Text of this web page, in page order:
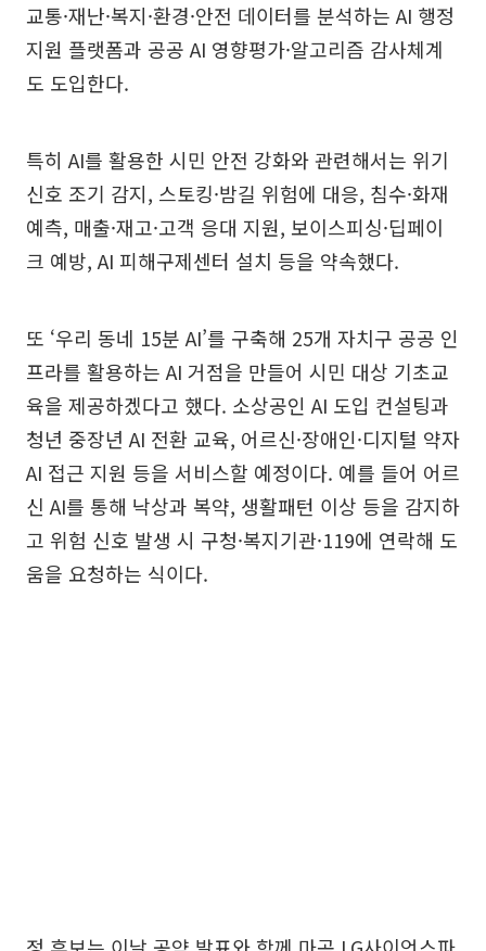
교통·재난·복지·환경·안전 데이터를 분석하는 AI 행정
지원 플랫폼과 공공 AI 영향평가·알고리즘 감사체계
도 도입한다.
특히 AI를 활용한 시민 안전 강화와 관련해서는 위기
신호 조기 감지, 스토킹·밤길 위험에 대응, 침수·화재
예측, 매출·재고·고객 응대 지원, 보이스피싱·딥페이
크 예방, AI 피해구제센터 설치 등을 약속했다.
또 ‘우리 동네 15분 AI’를 구축해 25개 자치구 공공 인
프라를 활용하는 AI 거점을 만들어 시민 대상 기초교
육을 제공하겠다고 했다. 소상공인 AI 도입 컨설팅과
청년 중장년 AI 전환 교육, 어르신·장애인·디지털 약자
AI 접근 지원 등을 서비스할 예정이다. 예를 들어 어르
신 AI를 통해 낙상과 복약, 생활패턴 이상 등을 감지하
고 위험 신호 발생 시 구청·복지기관·119에 연락해 도
움을 요청하는 식이다.